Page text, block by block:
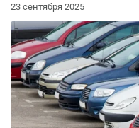
23 сентября 2025